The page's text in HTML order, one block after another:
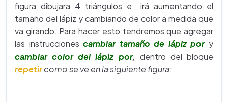
figura dibujara 4 triángulos e irá aumentando el
tamaño del lápiz y cambiando de color a medida que
va girando. Para hacer esto tendremos que agregar
las instruccionescambiar tamaño de lápiz por y
cambiar color del lápiz por, dentro del bloque
repetircomo se ve en la siguiente figura: